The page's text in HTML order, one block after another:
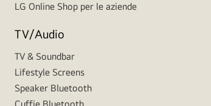
LG Online Shop per le aziende
TV/Audio
TV & Soundbar
Lifestyle Screens
Speaker Bluetooth